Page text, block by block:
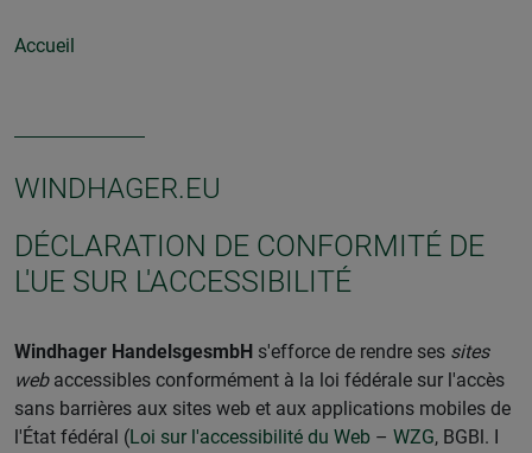
Accueil
WINDHAGER.EU
DÉCLARATION DE CONFORMITÉ DE
L'UE SUR L'ACCESSIBILITÉ
Windhager HandelsgesmbH s'efforce de rendre ses sites
webaccessibles conformément à la loi fédérale sur l'accès
sans barrières aux sites web et aux applications mobiles de
l'État fédéral (Loi sur l'accessibilité du Web – WZG, BGBl. I